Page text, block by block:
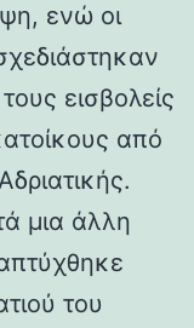
ενώ οι
εισβολείς
από
μια άλλη
του